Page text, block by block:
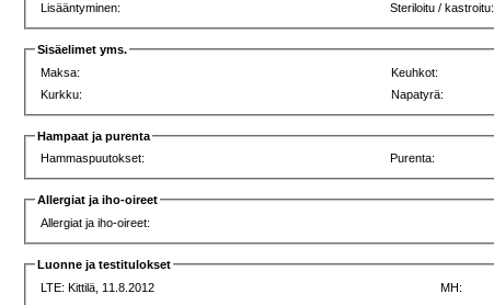
Lisääntyminen:
Steriloitu / kastroitu:
Sisäelimet yms.
Maksa:
Keuhkot:
Kurkku:
Napatyrä:
Hampaat ja purenta
Hammaspuutokset:
Purenta:
Allergiat ja iho-oireet
Allergiat ja iho-oireet:
Luonne ja testitulokset
LTE:Kittilä, 11.8.2012
MH: